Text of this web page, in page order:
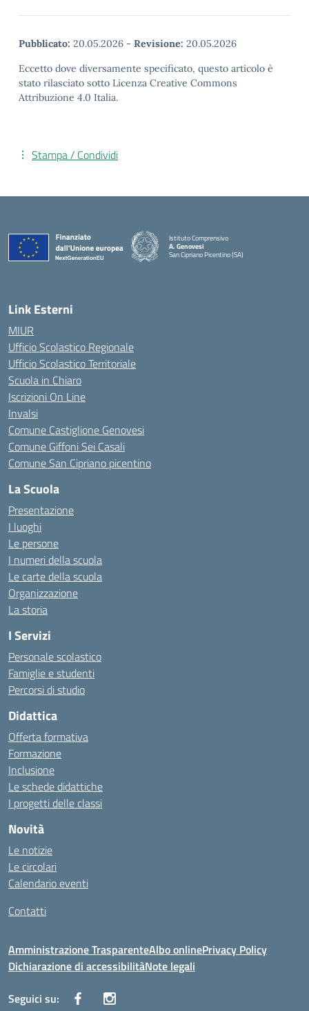
Pubblicato: 20.05.2026 - Revisione: 20.05.2026
Eccetto dove diversamente specificato, questo articolo è
stato rilasciato sotto Licenza Creative Commons
Attribuzione 4.0 Italia.
Stampa / Condividi
Istituto Comprensivo
A. Genovesi
San Cipriano Picentino (SA)
— Visita la pagina iniziale della scuola
Link Esterni
MIUR
Ufficio Scolastico Regionale
Ufficio Scolastico Territoriale
Scuola in Chiaro
Iscrizioni On Line
Invalsi
Comune Castiglione Genovesi
Comune Giffoni Sei Casali
Comune San Cipriano picentino
La Scuola
Presentazione
I luoghi
Le persone
I numeri della scuola
Le carte della scuola
Organizzazione
La storia
I Servizi
Personale scolastico
Famiglie e studenti
Percorsi di studio
Didattica
Offerta formativa
Formazione
Inclusione
Le schede didattiche
I progetti delle classi
Novità
Le notizie
Le circolari
Calendario eventi
Contatti
Amministrazione TrasparenteAlbo onlinePrivacy Policy
Dichiarazione di accessibilitàNote legali
Seguici su: